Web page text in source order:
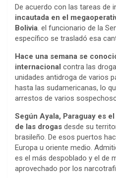
De acuerdo con las tareas de
incautada en el
Bolivia. el funcionario de la
específico se trasladó esa
Hace una semana se
internacional contra las
unidades antidroga de varios
hasta las sudamericanas, lo
arrestos de varios
Según Ayala, Paraguay es
de las drogas desde su
brasileño. De esos puertos
Europa u oriente medio.
es el más despoblado y el de
aprovechado por los